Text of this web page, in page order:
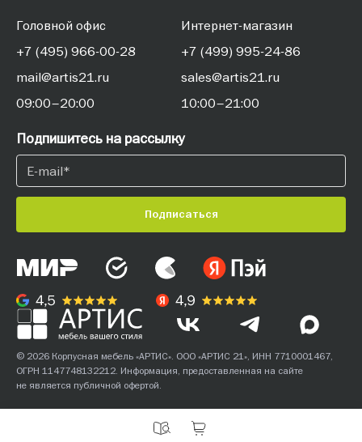
Головной офис
+7 (495) 966-00-28
mail@artis21.ru
09:00–20:00
Интернет-магазин
+7 (499) 995-24-86
sales@artis21.ru
10:00–21:00
Подпишитесь на рассылку
Подписаться
© 2026 Корпусная мебель «АРТИС». ООО «АРТИС 21», ИНН 7710001467,
ОГРН 1147748132212. Информация, предоставленная на сайте
не является публичной офертой.